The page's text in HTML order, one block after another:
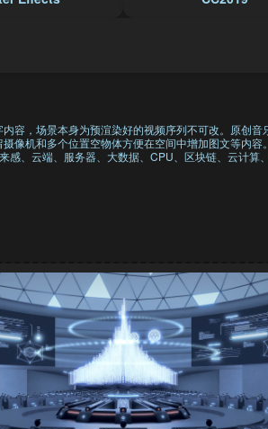
容，场景本身为预渲染好的视频序列不可改。原创音
像机和多个位置空物体方便在空间中增加图文等内容
感、云端、服务器、大数据、CPU、区块链、云计算